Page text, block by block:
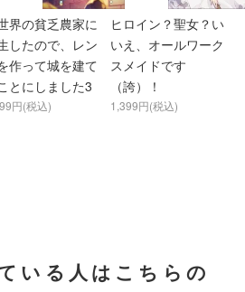
界の貧乏農家に
したので、レン
作って城を建て
とにしました3
円(税込)
ヒロイン？聖女？い
いえ、オールワーク
スメイドです
（誇）！
1,399円(税込)
いる人はこちらの